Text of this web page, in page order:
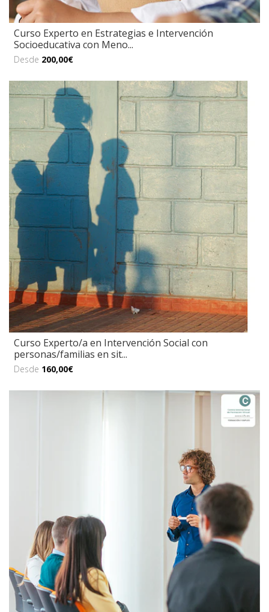
Curso Experto en Estrategias e Intervención
Socioeducativa con Meno...
Desde 200,00€
Curso Experto/a en Intervención Social con
personas/familias en sit...
Desde 160,00€